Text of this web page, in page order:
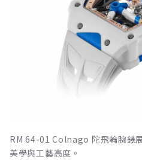
RM 64-01 Colnago 陀飛輪腕錶
美學與工藝高度。